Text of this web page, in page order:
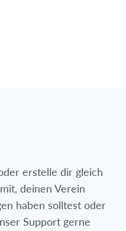
erstelle dir gleich
deinen Verein
haben solltest oder
Support gerne